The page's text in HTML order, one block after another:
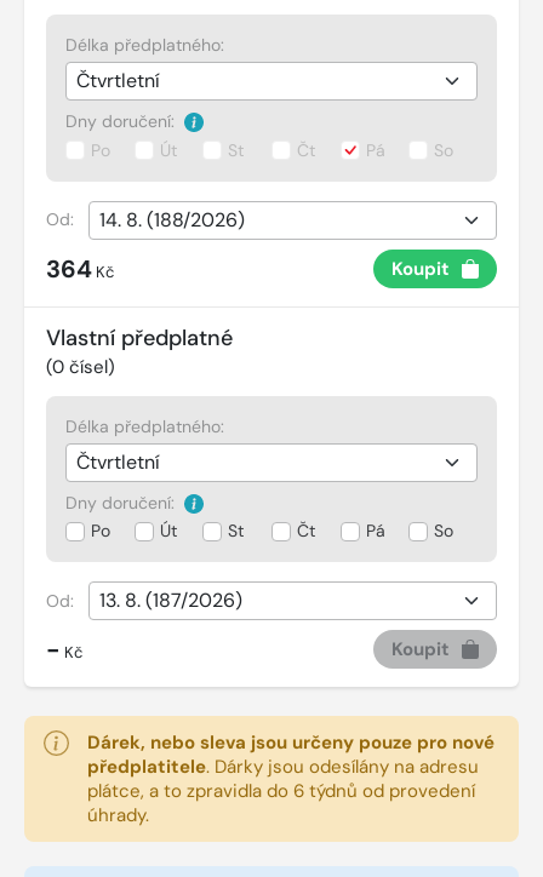
Délka předplatného:
Dny doručení:
Po
Út St Čt Pá So
Od:
364 Kč Koupit
Vlastní předplatné
(0 čísel)
Délka předplatného:
Dny doručení:
Po
Út St Čt Pá So
Od:
- Kč Koupit
Dárek, nebo sleva jsou určeny pouze pro nové
předplatitele. Dárky jsou odesílány na adresu
plátce, a to zpravidla do 6 týdnů od provedení
úhrady.